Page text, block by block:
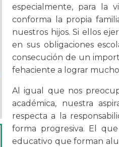
especialmente, para la
conforma la propia
nuestros hijos. Si ellos
en sus obligaciones
consecución de un
fehaciente a lograr
Al igual que nos
académica, nuestra
respecta a la
forma progresiva. El
educativo que forman